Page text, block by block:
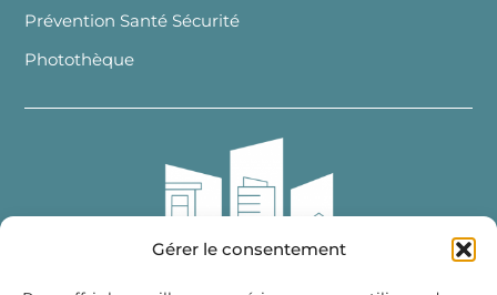
Gérer le consentement
Prévention Santé Sécurité
Photothèque